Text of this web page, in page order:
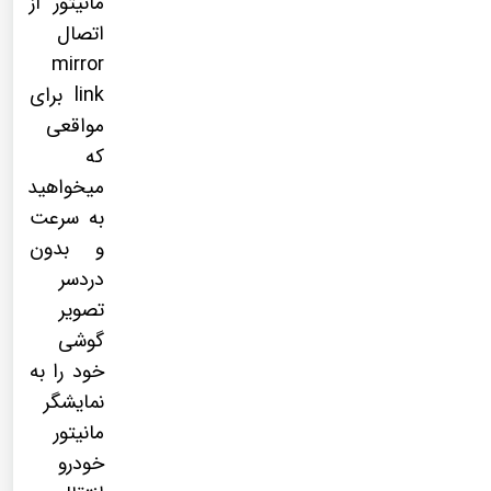
اتصال
mirror
link برای
مواقعی
که
میخواهید
به سرعت
و بدون
دردسر
تصویر
گوشی
خود را به
نمایشگر
مانیتور
خودرو